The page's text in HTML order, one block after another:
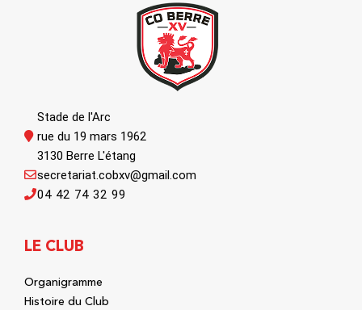
Stade de l'Arc
rue du 19 mars 1962
3130 Berre L'étang
04 42 74 32 99
secretariat.cobxv@gmail.com
LE CLUB
Organigramme
Histoire du Club